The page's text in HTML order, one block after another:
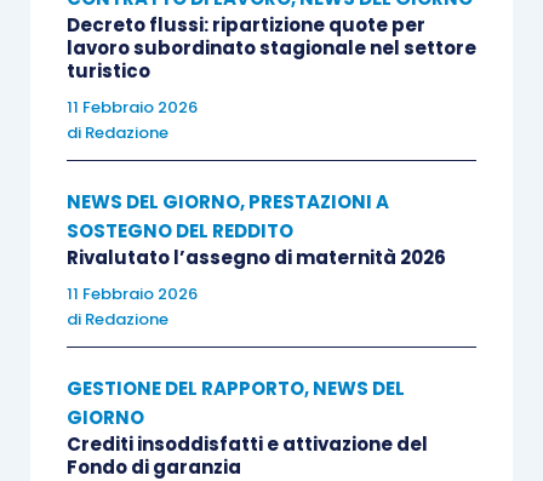
Decreto flussi: ripartizione quote per
lavoro subordinato stagionale nel settore
turistico
11 Febbraio 2026
di Redazione
NEWS DEL GIORNO,PRESTAZIONI A
SOSTEGNO DEL REDDITO
Rivalutato l’assegno di maternità 2026
11 Febbraio 2026
di Redazione
GESTIONE DEL RAPPORTO,NEWS DEL
GIORNO
Crediti insoddisfatti e attivazione del
Fondo di garanzia